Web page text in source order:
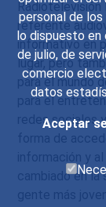
personal de
lo dispuesto en
de julio, de
comercio
datos
Aceptar
referente
informativo en
lugar, pero
para el mundo
para el
redes sociales
forma de
información y
cambiado en
gente más